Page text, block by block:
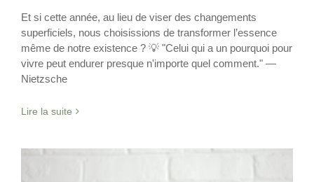
Et si cette année, au lieu de viser des changements
superficiels, nous choisissions de transformer l’essence
même de notre existence ? 💡 "Celui qui a un pourquoi pour
vivre peut endurer presque n'importe quel comment." —
Nietzsche
Lire la suite